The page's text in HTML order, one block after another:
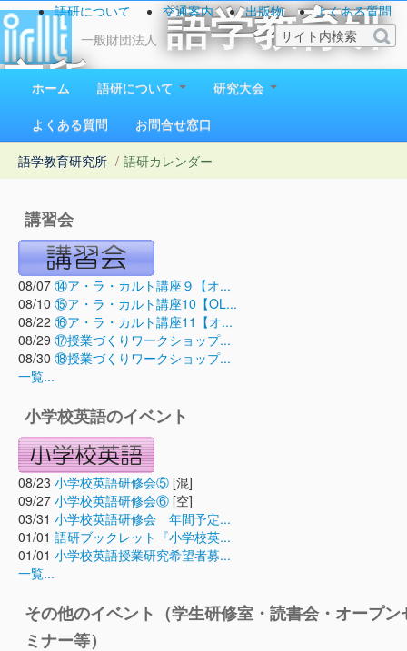
一般財団法人
語学教育研
究所
1923（大正12）年創立
語研について 交通案内 出版物
よくある質問
お問い合わせ
ホーム 語研について
研究大会
よくある質問
お問合せ窓口
語学教育研究所 / 語研カレンダー
講習会
08/07 ⑭ア・ラ・カルト講座９【オ...
08/10 ⑮ア・ラ・カルト講座10【OL...
08/22 ⑯ア・ラ・カルト講座11【オ...
08/29 ⑰授業づくりワークショップ...
08/30 ⑱授業づくりワークショップ...
一覧...
小学校英語のイベント
08/23 小学校英語研修会⑤ [混]
09/27 小学校英語研修会⑥ [空]
03/31 小学校英語研修会 年間予定...
01/01 語研ブックレット『小学校英...
01/01 小学校英語授業研究希望者募...
一覧...
その他のイベント（学生研修室・読書会・オープン
ミナー等）